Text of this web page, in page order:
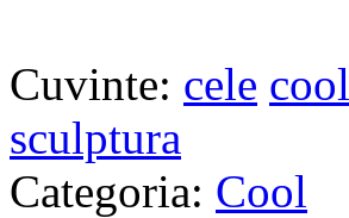
Cuvinte: cele cool
sculptura
Categoria: Cool